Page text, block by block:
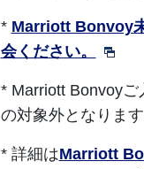
* Marriott Bonvoy
会ください。
* Marriott Bonvoy
の対象外となります
* 詳細はMarriott